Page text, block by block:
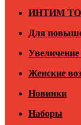
ИНТИМ
Для
Увеличение
Женские
Новинки
Наборы